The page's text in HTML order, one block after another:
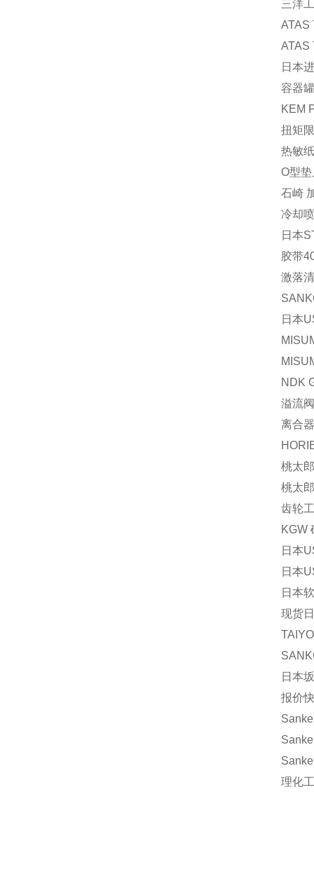
三洋
ATAS
ATAS
日本
容器
KEM
扭矩
热敏
O型
石崎
冷却
日本
胶带
激落
日本
NDK
溢流
离合
桃太
桃太
齿轮
KGW
日本
日本
日本
现货
日本
报价
理化